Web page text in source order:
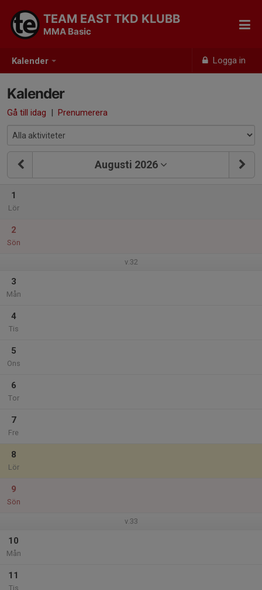
Kalender Logga in
TEAM EAST TKD KLUBB
MMA Basic
Kalender
Gå till idag | Prenumerera
Augusti 2026
1
Lör
2
Sön
v.32
3
Mån
4
Tis
5
Ons
6
Tor
7
Fre
8
Lör
9
Sön
v.33
10
Mån
11
Tis